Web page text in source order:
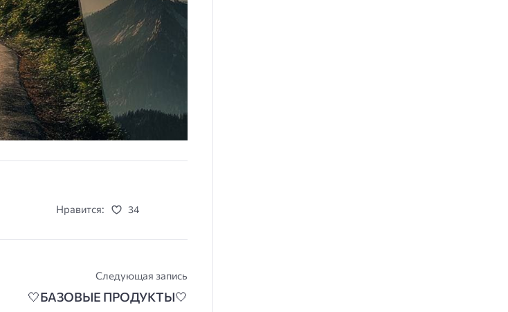
Нравится:
34
Следующая запись
🤍БАЗОВЫЕ ПРОДУКТЫ🤍